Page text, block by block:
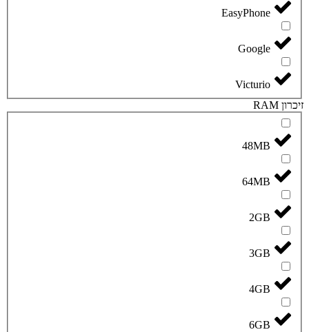
EasyPhone
Google
Victurio
זיכרון RAM
48MB
64MB
2GB
3GB
4GB
6GB